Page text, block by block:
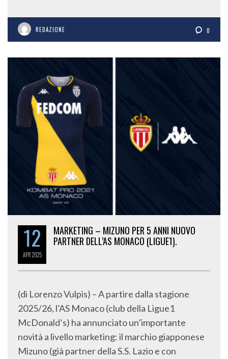
REDAZIONE 0
12
APR2025
MARKETING – MIZUNO PER 5 ANNI NUOVO
PARTNER DELL’AS MONACO (LIGUE1).
(di Lorenzo Vulpis) – A partire dalla stagione
2025/26, l’AS Monaco (club della Ligue1
McDonald’s) ha annunciato un’importante
novità a livello marketing: il marchio giapponese
Mizuno (già partner della S.S. Lazio e con